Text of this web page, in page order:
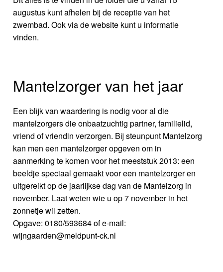
augustus kunt afhelen bij de receptie van het
zwembad. Ook via de website kunt u informatie
vinden.
Mantelzorger van het jaar
Een blijk van waardering is nodig voor al die
mantelzorgers die onbaatzuchtig partner, familielid,
vriend of vriendin verzorgen. Bij steunpunt Mantelzorg
kan men een mantelzorger opgeven om in
aanmerking te komen voor het meeststuk 2013: een
beeldje speciaal gemaakt voor een mantelzorger en
uitgereikt op de jaarlijkse dag van de Mantelzorg in
november. Laat weten wie u op 7 november in het
zonnetje wil zetten.
Opgave: 0180/593684 of e-mail:
wijngaarden@meldpunt-ck.nl